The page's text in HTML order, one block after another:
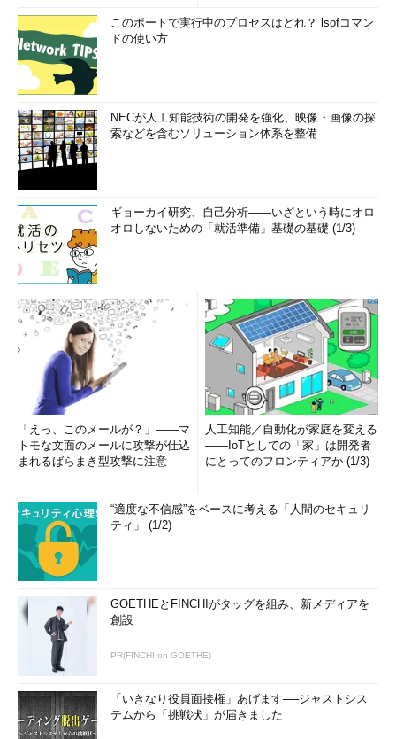
USB 2.0 Micro-B（マイクロB）
→ USB 2.0 Micro-B（マイクロB）コネクターの解説ページへ
USB 2.0 Micro-AB（マイクロAB）
→ USB 2.0 Micro-AB（マイクロAB）コネクターの解説ページへ
このポートで実行中のプロセスはどれ？ lsofコマン
ドの使い方
NECが人工知能技術の開発を強化、映像・画像の探
索などを含むソリューション体系を整備
ギョーカイ研究、自己分析――いざという時にオロ
オロしないための「就活準備」基礎の基礎 (1/3)
「えっ、このメールが？」――マ
トモな文面のメールに攻撃が仕込
まれるばらまき型攻撃に注意
人工知能／自動化が家庭を変える
――IoTとしての「家」は開発者
にとってのフロンティアか (1/3)
“適度な不信感”をベースに考える「人間のセキュリ
ティ」 (1/2)
GOETHEとFINCHIがタッグを組み、新メディアを
創設
PR(FINCHI on GOETHE)
「いきなり役員面接権」あげます──ジャストシス
テムから「挑戦状」が届きました